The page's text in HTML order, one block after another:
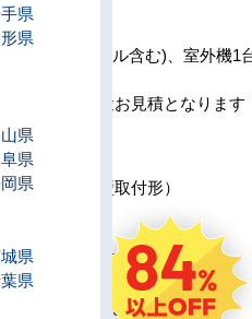
室内機1台(パネル含む)、室外機1
※工事費は別途お見積となります
ワイヤード（壁取付形）
単相200V／三相200V
1,074,700円（税込）
84
県
県
県
県
県
県
県